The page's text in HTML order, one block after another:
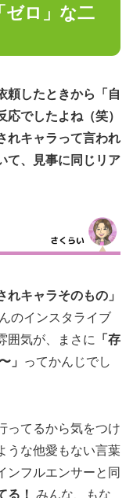
ロ」な二
頼したときから「自
でしたよね（笑）
れキャラって言われ
て、見事に同じリア
れキャラそのもの」
のインスタライブ
囲気が、まさに
「存
」
ってかんじでし
ってるから気をつけ
うな他愛もない言葉
ンフルエンサーと同
る！ みんな、もな